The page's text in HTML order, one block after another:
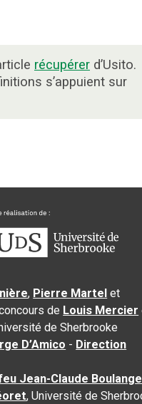
récupérer d’Usito.
s’appuient sur
, Pierre Martel et
de Louis Mercier
de Sherbrooke
D’Amico - Direction
Jean-Claude
, Université de